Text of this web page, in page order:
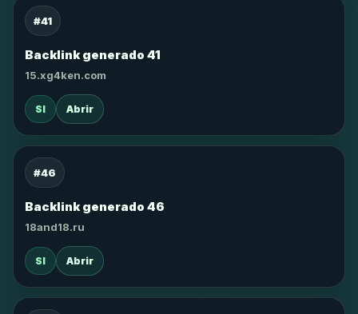
#41
Backlink generado 41
15.xg4ken.com
SI Abrir
#46
Backlink generado 46
18and18.ru
SI Abrir